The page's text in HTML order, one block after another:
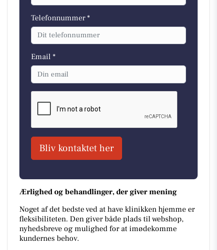
Telefonnummer *
Email *
Bliv kontaktet her
Ærlighed og behandlinger, der giver mening
Noget af det bedste ved at have klinikken hjemme er
fleksibiliteten. Den giver både plads til webshop,
nyhedsbreve og mulighed for at imødekomme
kundernes behov.